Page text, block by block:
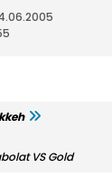
VS Gold